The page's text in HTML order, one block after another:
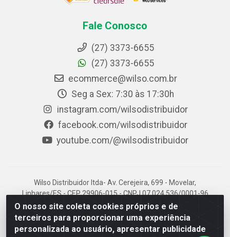
O nosso site coleta cookies próprios e de
terceiros para proporcionar uma experiência
personalizada ao usuário, apresentar publicidade
Fale Conosco
(27) 3373-6655
(27) 3373-6655
ecommerce@wilso.com.br
Seg a Sex: 7:30 às 17:30h
instagram.com/wilsodistribuidor
facebook.com/wilsodistribuidor
youtube.com/@wilsodistribuidor
Wilso Distribuidor ltda- Av. Cerejeira, 699 - Movelar,
Linhares/ES - CEP 29906-015 - CNPJ 07.024.536/0001-96